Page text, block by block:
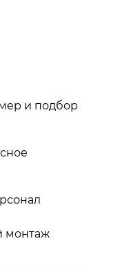
и подбор
монтаж